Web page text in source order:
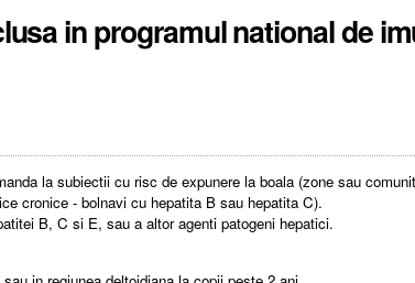
in programul national de
la subiectii cu risc de expunere la boala (zone sau
cronice - bolnavi cu hepatita B sau hepatita C).
B, C si E, sau a altor agenti patogeni hepatici.